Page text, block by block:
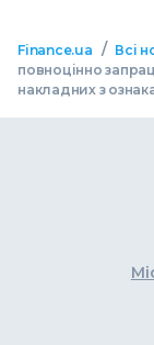
Finance.ua / Всі
повноцінно
накладних з